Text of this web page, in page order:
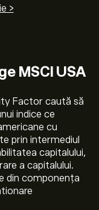
MSCI USA
Factor caută să
indice ce
cu
prin intermediul
capitalului,
a capitalului.
din componența
>